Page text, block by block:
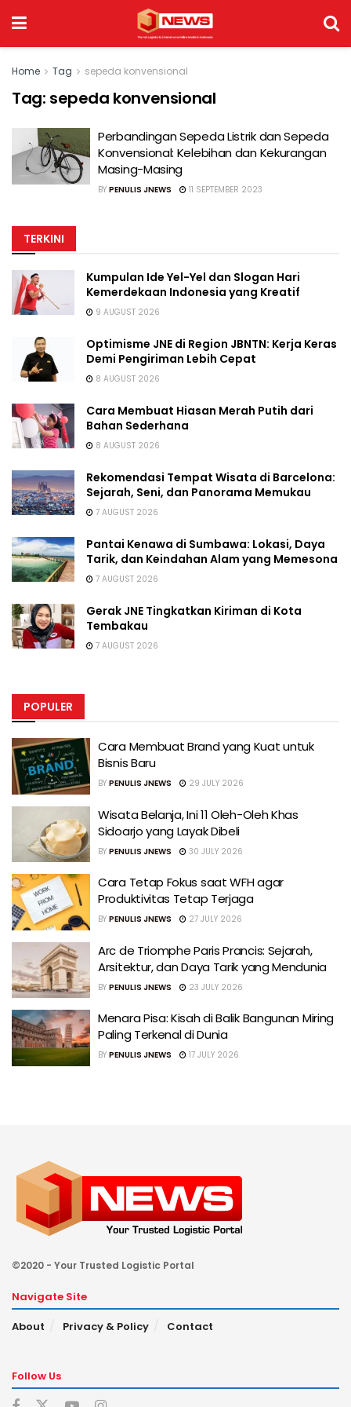
Home Tag sepeda konvensional
Tag: sepeda konvensional
Perbandingan Sepeda Listrik dan Sepeda
Konvensional: Kelebihan dan Kekurangan
Masing-Masing
BY PENULIS JNEWS 11 SEPTEMBER 2023
TERKINI
Kumpulan Ide Yel-Yel dan Slogan Hari
Kemerdekaan Indonesia yang Kreatif
9 AUGUST 2026
Optimisme JNE di Region JBNTN: Kerja Keras
Demi Pengiriman Lebih Cepat
8 AUGUST 2026
Cara Membuat Hiasan Merah Putih dari
Bahan Sederhana
8 AUGUST 2026
Rekomendasi Tempat Wisata di Barcelona:
Sejarah, Seni, dan Panorama Memukau
7 AUGUST 2026
Pantai Kenawa di Sumbawa: Lokasi, Daya
Tarik, dan Keindahan Alam yang Memesona
7 AUGUST 2026
Gerak JNE Tingkatkan Kiriman di Kota
Tembakau
7 AUGUST 2026
POPULER
Cara Membuat Brand yang Kuat untuk
Bisnis Baru
BY PENULIS JNEWS 29 JULY 2026
Wisata Belanja, Ini 11 Oleh-Oleh Khas
Sidoarjo yang Layak Dibeli
BY PENULIS JNEWS 30 JULY 2026
Cara Tetap Fokus saat WFH agar
Produktivitas Tetap Terjaga
BY PENULIS JNEWS 27 JULY 2026
Arc de Triomphe Paris Prancis: Sejarah,
Arsitektur, dan Daya Tarik yang Mendunia
BY PENULIS JNEWS 23 JULY 2026
Menara Pisa: Kisah di Balik Bangunan Miring
Paling Terkenal di Dunia
BY PENULIS JNEWS 17 JULY 2026
©2020 - Your Trusted Logistic Portal
Navigate Site
About
Privacy & Policy Contact
Follow Us